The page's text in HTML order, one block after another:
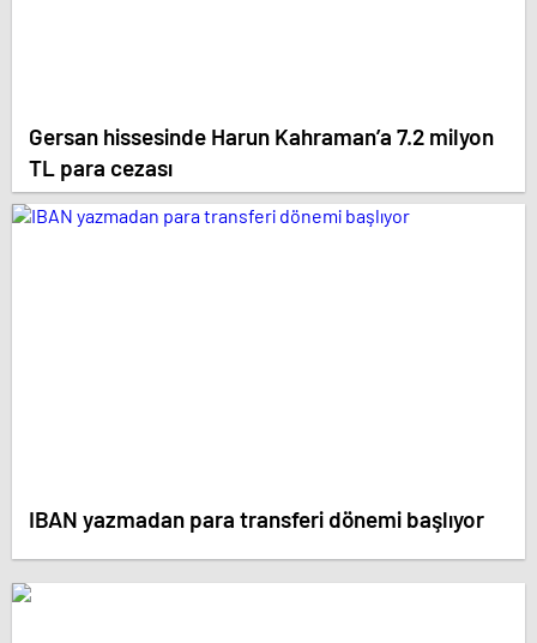
Gersan hissesinde Harun Kahraman’a 7.2 milyon
TL para cezası
IBAN yazmadan para transferi dönemi başlıyor